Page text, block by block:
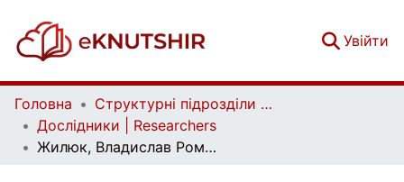
Увійти
Головна
Структурні підрозділи Київського національного університету імені Тараса Шевченка та Організації | Faculties, Institutes and Departments of Taras Shevchenko National University of Kyiv and Organizations
Дослідники | Researchers
Жилюк, Владислав Романович